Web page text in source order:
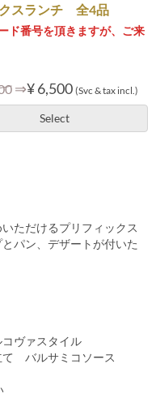
スランチ 全4品
ド番号を頂きますが、ご来
⇒¥ 6,500 (Svc & tax incl.)
Select
ただけるプリフィックス
パン、デザートが付いた
ヴァスタイル
て バルサミコソース